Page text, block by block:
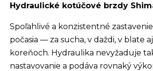
Hydraulické kotúčové brzdy
Spoľahlivé a konzistentné
počasia — za sucha, v daždi, v blate
koreňoch. Hydraulika nevyžaduje
nastavovanie a podáva rovnaký